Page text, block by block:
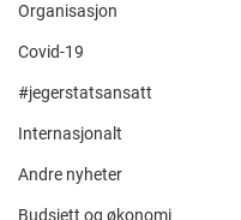
Organisasjon
Covid-19
#jegerstatsansatt
Internasjonalt
Andre nyheter
Budsjett og økonomi